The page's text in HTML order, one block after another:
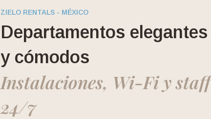
ZIELO RENTALS - MÉXICO
Departamentos elegantes
y cómodos
Instalaciones, Wi-Fi y staff
24/7